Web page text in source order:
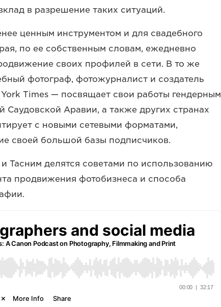
в разрешение таких ситуаций.
ценным инструментом и для свадебного
по ее собственным словам, ежедневно
своих профилей в сети. В то же
фотограф, фотожурналист и создатель
Times — посвящает свои работы гендерным
Аравии, а также других странах
с новыми сетевыми форматами,
своей большой базы подписчиков.
Тасним делятся советами по использованию
продвижения фотобизнеса и способа